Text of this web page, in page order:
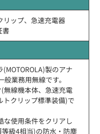
リップ、急速充電器
書
製のアナ
業務用無線です。
無線機本体、急速充電
トクリップ標準装備)で
な使用条件をクリアし
級4相当)の防水・防塵